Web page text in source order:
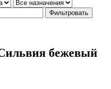
Фильтровать
бежевый